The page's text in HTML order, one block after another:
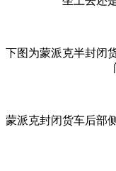
下图为蒙派克半封闭
蒙派克封闭货车后部